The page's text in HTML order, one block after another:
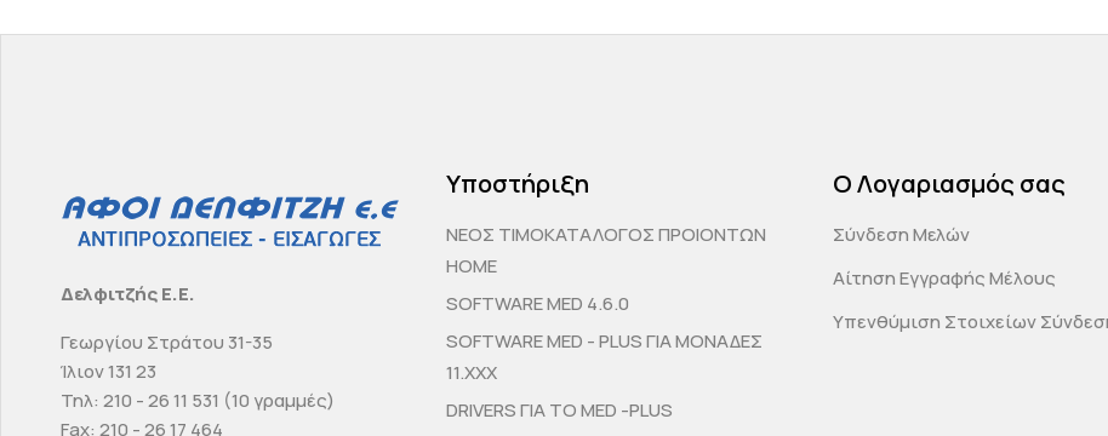
Δελφιτζής Ε.Ε.
Γεωργίου Στράτου 31-35
Ίλιον 131 23
Τηλ: 210 - 26 11 531 (10 γραμμές)
Fax: 210 - 26 17 464
Υποστήριξη
ΝΕΟΣ ΤΙΜΟΚΑΤΑΛΟΓΟΣ ΠΡΟΙΟΝΤΩΝ
HOME
SOFTWARE MED 4.6.0
SOFTWARE MED - PLUS ΓΙΑ ΜΟΝΑΔΕΣ
11.ΧΧΧ
DRIVERS ΓΙΑ ΤΟ MED -PLUS
Ο Λογαριασμός σας
Σύνδεση Μελών
Αίτηση Εγγραφής Μέλους
Υπενθύμιση Στοιχείων